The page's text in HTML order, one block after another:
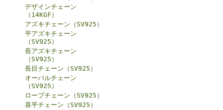
デザインチェーン
（14KGF）
アズキチェーン（SV925）
平アズキチェーン
（SV925）
長アズキチェーン
（SV925）
長目チェーン（SV925）
オーバルチェーン
（SV925）
ロープチェーン（SV925）
喜平チェーン（SV925）